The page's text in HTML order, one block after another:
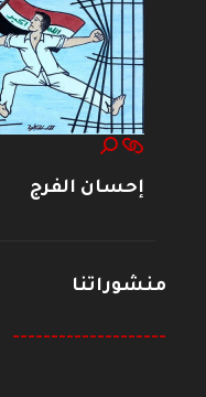
إحسان الفرج
منشوراتنا
--------------------